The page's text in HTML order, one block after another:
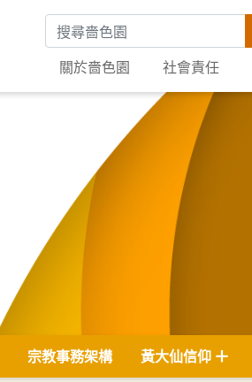
搜尋關鍵字
關於嗇色園
社會責任
宗教事務架構 黃大仙信仰